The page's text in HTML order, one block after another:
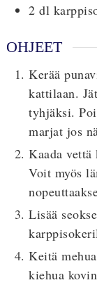
2 dl
OHJEET
Kerää
kattilaan.
tyhjäksi.
marjat jos
Kaada
Voit myös
Lisää
Keitä
kiehua